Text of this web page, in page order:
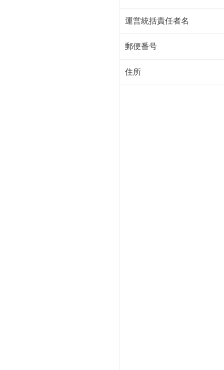
運営統括責任者名
郵便番号
住所